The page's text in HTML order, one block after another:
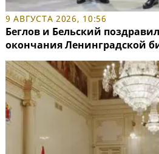
9 АВГУСТА 2026, 10:56
Беглов и Бельский
окончания Ленинградской